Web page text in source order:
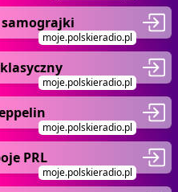
moje.polskieradio.pl
moje.polskieradio.pl
moje.polskieradio.pl
PRL
moje.polskieradio.pl